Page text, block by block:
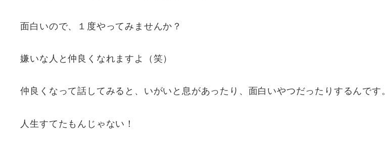
面白いので、１度やってみませんか？
嫌いな人と仲良くなれますよ（笑）
仲良くなって話してみると、いがいと息があったり、面白いやつだったりするんです。
人生すてたもんじゃない！